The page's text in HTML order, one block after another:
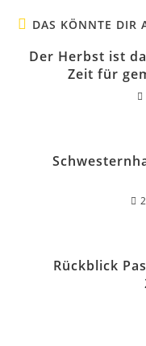
DAS KÖNNTE DIR
Der Herbst ist
Zeit für
Rückblick